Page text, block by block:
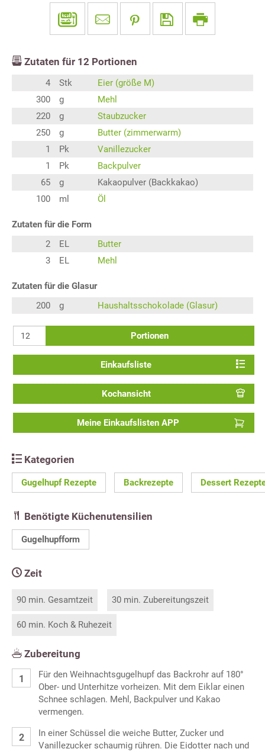
Zutaten für 12 Portionen
4 Stk
Eier (größe M)
300
g
Mehl
220
g
Staubzucker
250
g
Butter (zimmerwarm)
1
Pk
Vanillezucker
1
Pk
Backpulver
65
g
Kakaopulver (Backkakao)
100
ml Öl
Zutaten für die Form
2
EL
Butter
3
EL Mehl
Zutaten für die Glasur
200
g Haushaltsschokolade (Glasur)
Portionen
Einkaufsliste
Kochansicht
Meine Einkaufslisten APP
Kategorien
Gugelhupf Rezepte Backrezepte Dessert
Benötigte Küchenutensilien
Gugelhupfform
Zeit
90 min. Gesamtzeit 30 min. Zubereitungszeit
60 min. Koch & Ruhezeit
Zubereitung
Für den Weihnachtsgugelhupf das Backrohr auf 180°
Ober- und Unterhitze vorheizen. Mit dem Eiklar einen
Schnee schlagen. Mehl, Backpulver und Kakao
vermengen.
In einer Schüssel die weiche Butter, Zucker und
Vanillezucker schaumig rühren. Die Eidotter nach und